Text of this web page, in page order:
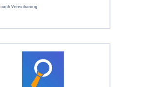
nach Vereinbarung